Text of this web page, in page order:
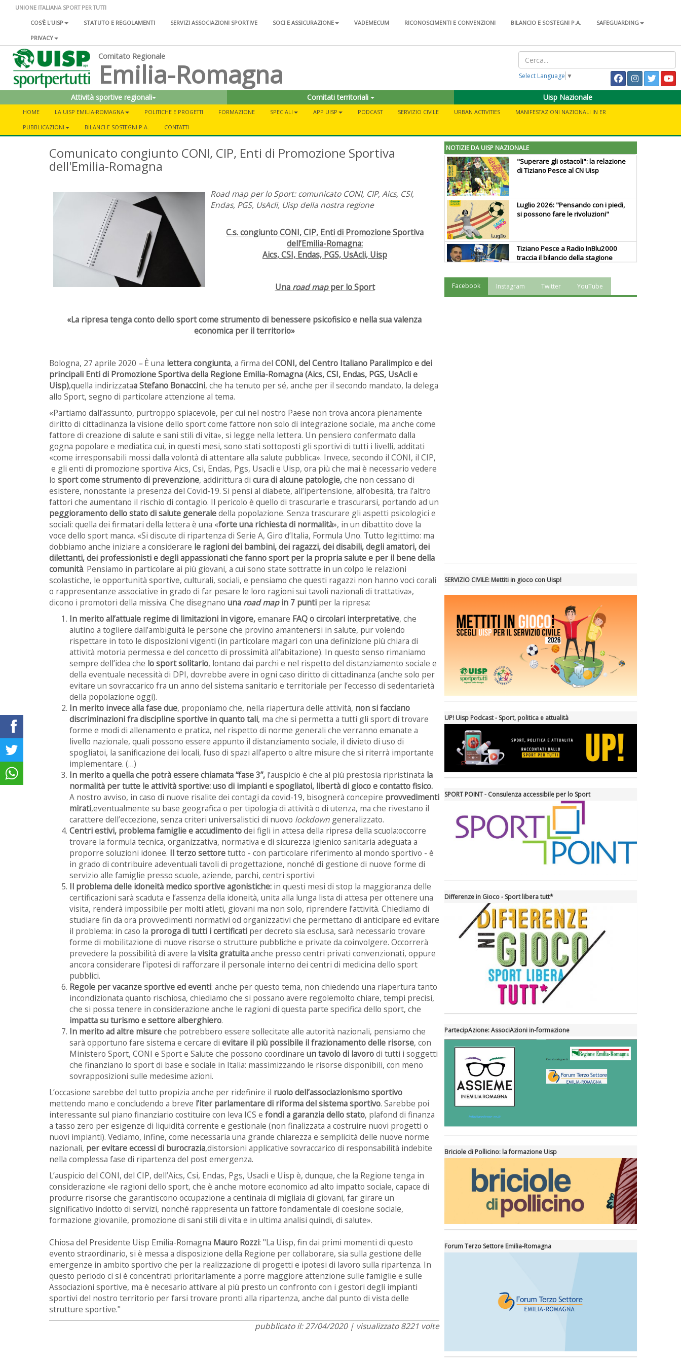
UNIONE ITALIANA SPORT PER TUTTI
COS'È L'UISP
STATUTO E REGOLAMENTI SERVIZI ASSOCIAZIONI SPORTIVE SOCI E ASSICURAZIONE VADEMECUM RICONOSCIMENTI E CONVENZIONI BILANCIO E SOSTEGNI P.A.
SAFEGUARDING
PRIVACY
Comitato Regionale
Emilia-Romagna Select Language ▼
Attività sportive regionali Comitati territoriali Uisp Nazionale
HOME LA UISP EMILIA-ROMAGNA POLITICHE E PROGETTI FORMAZIONE SPECIALI APP UISP PODCAST SERVIZIO CIVILE URBAN ACTIVITIES
MANIFESTAZIONI NAZIONALI IN ER
PUBBLICAZIONI
BILANCI E SOSTEGNI P.A. CONTATTI
Comunicato congiunto CONI, CIP, Enti di Promozione Sportiva
dell'Emilia-Romagna
Road map per lo Sport: comunicato CONI, CIP, Aics, CSI,
Endas, PGS, UsAcli, Uisp della nostra regione
C.s. congiunto CONI, CIP, Enti di Promozione Sportiva
dell’Emilia-Romagna:
Aics, CSI, Endas, PGS, UsAcli, Uisp
Una road mapper lo Sport
«La ripresa tenga conto dello sport come strumento di benessere psicofisico e nella sua valenza
economica per il territorio»
Bologna, 27 aprile 2020 –È una lettera congiunta, a firma del CONI, del Centro Italiano Paralimpico e dei
principali Enti di Promozione Sportiva della Regione Emilia-Romagna (Aics, CSI, Endas, PGS, UsAcli e
Uisp),quella indirizzataa Stefano Bonaccini, che ha tenuto per sé, anche per il secondo mandato, la delega
allo Sport, segno di particolare attenzione al tema.
«Partiamo dall’assunto, purtroppo spiacevole, per cui nel nostro Paese non trova ancora pienamente
diritto di cittadinanza la visione dello sport come fattore non solo di integrazione sociale, ma anche come
fattore di creazione di salute e sani stili di vita», si legge nella lettera. Un pensiero confermato dalla
gogna popolare e mediatica cui, in questi mesi, sono stati sottoposti gli sportivi di tutti i livelli, additati
«come irresponsabili mossi dalla volontà di attentare alla salute pubblica». Invece, secondo il CONI, il CIP,
e gli enti di promozione sportiva Aics, Csi, Endas, Pgs, Usacli e Uisp, ora più che mai è necessario vedere
lo sport come strumento di prevenzione, addirittura di cura di alcune patologie,che non cessano di
esistere, nonostante la presenza del Covid-19. Si pensi al diabete, all’ipertensione, all’obesità, tra l’altro
fattori che aumentano il rischio di contagio. Il pericolo è quello di trascurarle e trascurarsi, portando ad un
peggioramento dello stato di salute generaledella popolazione. Senza trascurare gli aspetti psicologici e
sociali: quella dei firmatari della lettera è una «forte una richiesta di normalità», in un dibattito dove la
voce dello sport manca. «Si discute di ripartenza di Serie A, Giro d’Italia, Formula Uno. Tutto legittimo: ma
dobbiamo anche iniziare a considerare le ragioni dei bambini, dei ragazzi, dei disabili, degli amatori, dei
dilettanti, dei professionisti e degli appassionati che fanno sport per la propria salute e per il bene della
comunità. Pensiamo in particolare ai più giovani, a cui sono state sottratte in un colpo le relazioni
scolastiche, le opportunità sportive, culturali, sociali, e pensiamo che questi ragazzi non hanno voci corali
o rappresentanze associative in grado di far pesare le loro ragioni sui tavoli nazionali di trattativa»,
dicono i promotori della missiva. Che disegnano una road mapin 7 punti per la ripresa:
In merito all’attuale regime di limitazioni in vigore,emanare FAQ o circolari interpretative, che
aiutino a togliere dall’ambiguità le persone che provino amantenersi in salute, pur volendo
rispettare in toto le disposizioni vigenti (in particolare magari con una definizione più chiara di
attività motoria permessa e del concetto di prossimità all’abitazione). In questo senso rimaniamo
sempre dell’idea che lo sport solitario, lontano dai parchi e nel rispetto del distanziamento sociale e
della eventuale necessità di DPI, dovrebbe avere in ogni caso diritto di cittadinanza (anche solo per
evitare un sovraccarico fra un anno del sistema sanitario e territoriale per l’eccesso di sedentarietà
della popolazione oggi).
In merito invece alla fase due, proponiamo che, nella riapertura delle attività, non si facciano
discriminazioni fra discipline sportive in quanto tali, ma che si permetta a tutti gli sport di trovare
forme e modi di allenamento e pratica, nel rispetto di norme generali che verranno emanate a
livello nazionale, quali possono essere appunto il distanziamento sociale, il divieto di uso di
spogliatoi, la sanificazione dei locali, l’uso di spazi all’aperto o altre misure che si riterrà importante
implementare. (…)
In merito a quella che potrà essere chiamata “fase 3”, l’auspicio è che al più prestosia ripristinata la
normalità per tutte le attività sportive: uso di impianti e spogliatoi, libertà di gioco e contatto fisico.
A nostro avviso, in caso di nuove risalite dei contagi da covid-19, bisognerà concepire provvedimenti
mirati,eventualmente su base geografica o per tipologia di attività o di utenza, ma che rivestano il
carattere dell’eccezione, senza criteri universalistici di nuovo lockdown generalizzato.
Centri estivi, problema famiglie e accudimentodei figli in attesa della ripresa della scuola:occorre
trovare la formula tecnica, organizzativa, normativa e di sicurezza igienico sanitaria adeguata a
proporre soluzioni idonee. Il terzo settoretutto - con particolare riferimento al mondo sportivo - è
in grado di contribuire adeventuali tavoli di progettazione, nonché di gestione di nuove forme di
servizio alle famiglie presso scuole, aziende, parchi, centri sportivi
Il problema delle idoneità medico sportive agonistiche: in questi mesi di stop la maggioranza delle
certificazioni sarà scaduta e l’assenza della idoneità, unita alla lunga lista di attesa per ottenere una
visita, renderà impossibile per molti atleti, giovani ma non solo, riprendere l’attività. Chiediamo di
studiare fin da ora provvedimenti normativi od organizzativi che permettano di anticipare ed evitare
il problema: in caso la proroga di tutti i certificati per decreto sia esclusa, sarà necessario trovare
forme di mobilitazione di nuove risorse o strutture pubbliche e private da coinvolgere. Occorrerà
prevedere la possibilità di avere la visita gratuitaanche presso centri privati convenzionati, oppure
ancora considerare l’ipotesi di rafforzare il personale interno dei centri di medicina dello sport
pubblici.
Regole per vacanze sportive ed eventi: anche per questo tema, non chiedendo una riapertura tanto
incondizionata quanto rischiosa, chiediamo che si possano avere regolemolto chiare, tempi precisi,
che si possa tenere in considerazione anche le ragioni di questa parte specifica dello sport, che
impatta su turismo e settore alberghiero.
In merito ad altre misureche potrebbero essere sollecitate alle autorità nazionali, pensiamo che
sarà opportuno fare sistema e cercare di evitare il più possibile il frazionamento delle risorse, con
Ministero Sport, CONI e Sport e Salute che possono coordinare un tavolo di lavorodi tutti i soggetti
che finanziano lo sport di base e sociale in Italia: massimizzando le risorse disponibili, con meno
sovrapposizioni sulle medesime azioni.
L’occasione sarebbe del tutto propizia anche per ridefinire il ruolo dell’associazionismo sportivo
mettendo mano e concludendo a breve l’iter parlamentare di riforma del sistema sportivo. Sarebbe poi
interessante sul piano finanziario costituire con leva ICS e fondi a garanzia dello stato, plafond di finanza
a tasso zero per esigenze di liquidità corrente e gestionale (non finalizzata a costruire nuovi progetti o
nuovi impianti). Vediamo, infine, come necessaria una grande chiarezza e semplicità delle nuove norme
nazionali, per evitare eccessi di burocrazia,distorsioni applicative sovraccarico di responsabilità indebite
nella complessa fase di ripartenza del post emergenza.
L’auspicio del CONI, del CIP, dell’Aics, Csi, Endas, Pgs, Usacli e Uisp è, dunque, che la Regione tenga in
considerazione «le ragioni dello sport, che è anche motore economico ad alto impatto sociale, capace di
produrre risorse che garantiscono occupazione a centinaia di migliaia di giovani, far girare un
significativo indotto di servizi, nonché rappresenta un fattore fondamentale di coesione sociale,
formazione giovanile, promozione di sani stili di vita e in ultima analisi quindi, di salute».
Chiosa del Presidente Uisp Emilia-Romagna Mauro Rozzi: "La Uisp, fin dai primi momenti di questo
evento straordinario, si è messa a disposizione della Regione per collaborare, sia sulla gestione delle
emergenze in ambito sportivo che per la realizzazione di progetti e ipotesi di lavoro sulla ripartenza. In
questo periodo ci si è concentrati prioritariamente a porre maggiore attenzione sulle famiglie e sulle
Associazioni sportive, ma è necesario attivare al più presto un confronto con i gestori degli impianti
sportivi del nostro territorio per farsi trovare pronti alla ripartenza, anche dal punto di vista delle
strutture sportive."
pubblicato il: 27/04/2020 | visualizzato 8221 volte
NOTIZIE DA UISP NAZIONALE
"Superare gli ostacoli": la relazione
di Tiziano Pesce al CN Uisp
Luglio 2026: "Pensando con i piedi,
si possono fare le rivoluzioni"
Tiziano Pesce a Radio InBlu2000
traccia il bilancio della stagione
Facebook Instagram Twitter YouTube
SERVIZIO CIVILE: Mettiti in gioco con Uisp!
UP! Uisp Podcast - Sport, politica e attualità
SPORT POINT - Consulenza accessibile per lo Sport
Differenze in Gioco - Sport libera tutt*
PartecipAzione: AssociAzioni in-formazione
Briciole di Pollicino: la formazione Uisp
Forum Terzo Settore Emilia-Romagna